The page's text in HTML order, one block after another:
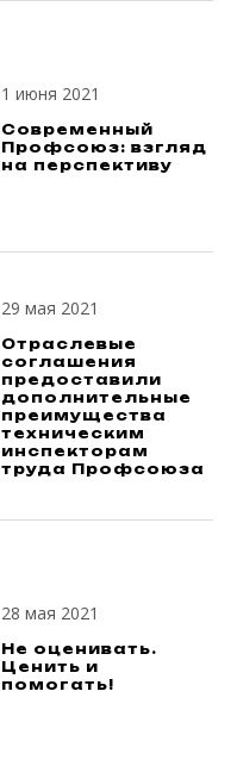
1 июня 2021
Современный
Профсоюз: взгляд
на перспективу
29 мая 2021
Отраслевые
соглашения
предоставили
дополнительные
преимущества
техническим
инспекторам
труда Профсоюза
28 мая 2021
Не оценивать.
Ценить и
помогать!